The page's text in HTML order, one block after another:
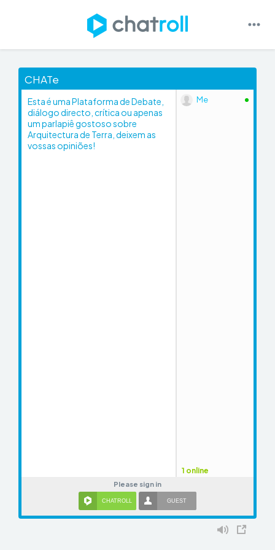
CHATe
Esta é uma Plataforma de Debate,
diálogo directo, crítica ou apenas
um parlapiê gostoso sobre
Arquitectura de Terra, deixem as
vossas opiniões!
1 online
Me
Please sign in
CHATROLL GUEST